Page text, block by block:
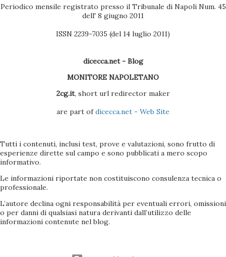
Periodico mensile registrato presso il Tribunale di Napoli Num. 45
dell' 8 giugno 2011
ISSN 2239-7035 (del 14 luglio 2011)
dicecca.net - Blog
MONITORE NAPOLETANO
2cg.it, short url redirector maker
are part ofdicecca.net - Web Site
Tutti i contenuti, inclusi test, prove e valutazioni, sono frutto di
esperienze dirette sul campo e sono pubblicati a mero scopo
informativo.
Le informazioni riportate non costituiscono consulenza tecnica o
professionale.
L’autore declina ogni responsabilità per eventuali errori, omissioni
o per danni di qualsiasi natura derivanti dall’utilizzo delle
informazioni contenute nel blog.